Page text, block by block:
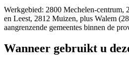
Werkgebied: 2800 Mechelen-centrum,
en Leest, 2812 Muizen, plus Walem
aangrenzende gemeentes binnen de
Wanneer gebruikt u